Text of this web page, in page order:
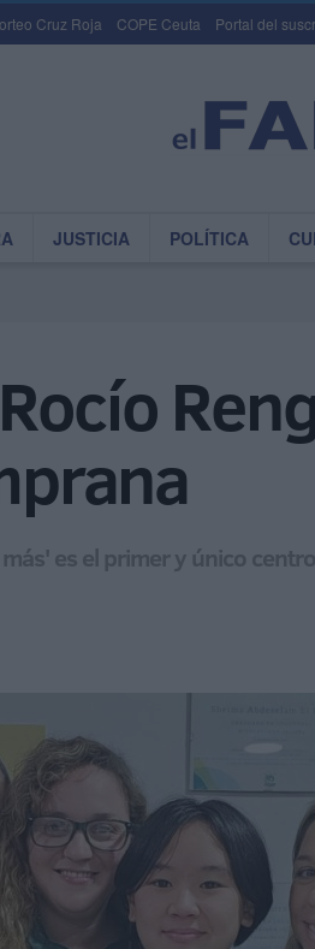
Cruz Roja COPE Ceuta Portal del
JUSTICIA POLÍTICA
es el primer y único